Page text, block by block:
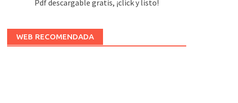
Pdf descargable gratis, ¡click y listo!
WEB RECOMENDADA